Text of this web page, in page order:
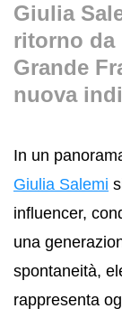
Giulia
ritorno da
Grande
nuova
In un
Giulia Salemi
influencer,
una
spontaneità,
rappresenta